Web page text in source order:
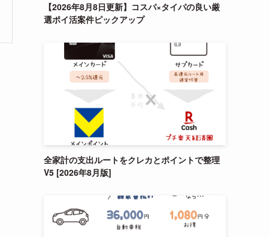
【2026年8月8日更新】コスパ×タイパの良い厳
選ポイ活案件ピックアップ
全家計の支出ルートをクレカとポイントで整理
V5 [2026年8月版]